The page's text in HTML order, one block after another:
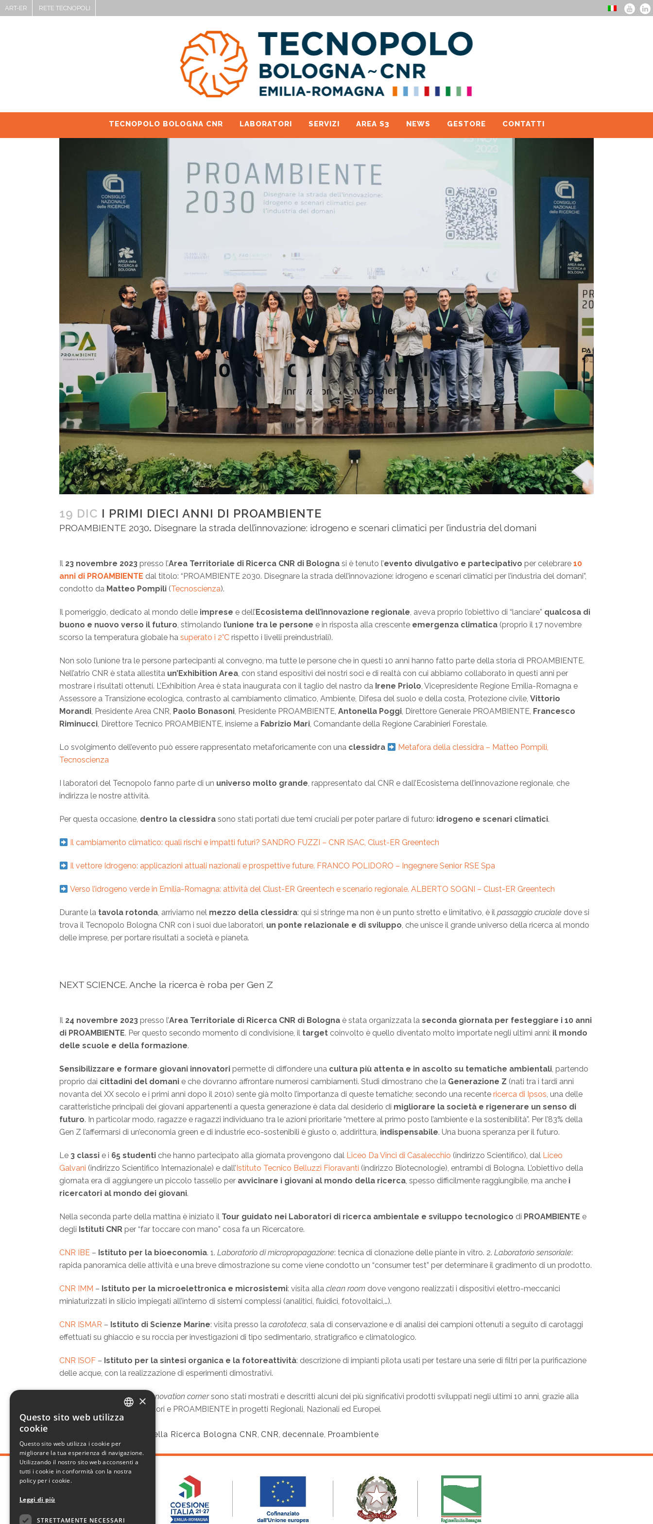
ART-ER RETE TECNOPOLI
TECNOPOLO BOLOGNA CNR LABORATORI SERVIZI AREA S3 NEWS GESTORE CONTATTI
19 DIC I PRIMI DIECI ANNI DI PROAMBIENTE
PROAMBIENTE 2030. Disegnare la strada dell’innovazione: idrogeno e scenari climatici per l’industria del domani
Il 23 novembre 2023 presso l’Area Territoriale di Ricerca CNR di Bologna si è tenuto l’evento divulgativo e partecipativo per celebrare 10
anni di PROAMBIENTE dal titolo: “PROAMBIENTE 2030. Disegnare la strada dell’innovazione: idrogeno e scenari climatici per l’industria del domani”,
condotto da Matteo Pompili (Tecnoscienza).
Il pomeriggio, dedicato al mondo delle imprese e dell’ Ecosistema dell’innovazione regionale, aveva proprio l’obiettivo di “lanciare” qualcosa di
buono e nuovo verso il futuro, stimolando l’unione tra le persone e in risposta alla crescente emergenza climatica (proprio il 17 novembre
scorso la temperatura globale ha superato i 2°C rispetto i livelli preindustriali).
Non solo l’unione tra le persone partecipanti al convegno, ma tutte le persone che in questi 10 anni hanno fatto parte della storia di PROAMBIENTE.
Nell’atrio CNR è stata allestita un’Exhibition Area, con stand espositivi dei nostri soci e di realtà con cui abbiamo collaborato in questi anni per
mostrare i risultati ottenuti. L’Exhibition Area è stata inaugurata con il taglio del nastro da Irene Priolo, Vicepresidente Regione Emilia-Romagna e
Assessore a Transizione ecologica, contrasto al cambiamento climatico, Ambiente, Difesa del suolo e della costa, Protezione civile, Vittorio
Morandi, Presidente Area CNR, Paolo Bonasoni, Presidente PROAMBIENTE, Antonella Poggi, Direttore Generale PROAMBIENTE, Francesco
Riminucci, Direttore Tecnico PROAMBIENTE, insieme a Fabrizio Mari, Comandante della Regione Carabinieri Forestale.
Lo svolgimento dell’evento può essere rappresentato metaforicamente con una clessidra
Metafora della clessidra – Matteo Pompili,
Tecnoscienza
I laboratori del Tecnopolo fanno parte di un universo molto grande, rappresentato dal CNR e dall’Ecosistema dell’innovazione regionale, che
indirizza le nostre attività.
Per questa occasione, dentro la clessidra sono stati portati due temi cruciali per poter parlare di futuro: idrogeno e scenari climatici.
Il cambiamento climatico: quali rischi e impatti futuri? SANDRO FUZZI – CNR ISAC, Clust-ER Greentech
Il vettore Idrogeno: applicazioni attuali nazionali e prospettive future. FRANCO POLIDORO – Ingegnere Senior RSE Spa
Verso l’idrogeno verde in Emilia-Romagna: attività del Clust-ER Greentech e scenario regionale. ALBERTO SOGNI – Clust-ER Greentech
Durante la tavola rotonda, arriviamo nel mezzo della clessidra: qui si stringe ma non è un punto stretto e limitativo, è il passaggio cruciale dove si
trova il Tecnopolo Bologna CNR con i suoi due laboratori, un ponte relazionale e di sviluppo, che unisce il grande universo della ricerca al mondo
delle imprese, per portare risultati a società e pianeta.
NEXT SCIENCE. Anche la ricerca è roba per Gen Z
Il 24 novembre 2023 presso l’Area Territoriale di Ricerca CNR di Bologna è stata organizzata la seconda giornata per festeggiare i 10 anni
di PROAMBIENTE. Per questo secondo momento di condivisione, il target coinvolto è quello diventato molto importate negli ultimi anni: il mondo
delle scuole e della formazione.
Sensibilizzare e formare giovani innovatori permette di diffondere una cultura più attenta e in ascolto su tematiche ambientali, partendo
proprio dai cittadini del domani e che dovranno affrontare numerosi cambiamenti. Studi dimostrano che la Generazione Z (nati tra i tardi anni
novanta del XX secolo e i primi anni dopo il 2010) sente già molto l’importanza di queste tematiche; secondo una recente ricerca di Ipsos, una delle
caratteristiche principali dei giovani appartenenti a questa generazione è data dal desiderio di migliorare la società e rigenerare un senso di
futuro. In particolar modo, ragazze e ragazzi individuano tra le azioni prioritarie “mettere al primo posto l’ambiente e la sostenibilità”. Per l’83% della
Gen Z l’affermarsi di un’economia green e di industrie eco-sostenibili è giusto o, addirittura, indispensabile. Una buona speranza per il futuro.
Le 3 classi e i 65 studenti che hanno partecipato alla giornata provengono dal Liceo Da Vinci di Casalecchio (indirizzo Scientifico), dal Liceo
Galvani (indirizzo Scientifico Internazionale) e dall’ Istituto Tecnico Belluzzi Fioravanti (indirizzo Biotecnologie), entrambi di Bologna. L’obiettivo della
giornata era di aggiungere un piccolo tassello per avvicinare i giovani al mondo della ricerca, spesso difficilmente raggiungibile, ma anche i
ricercatori al mondo dei giovani.
Nella seconda parte della mattina è iniziato il Tour guidato nei Laboratori di ricerca ambientale e sviluppo tecnologico di PROAMBIENTE e
degli Istituti CNR per “far toccare con mano” cosa fa un Ricercatore.
CNR IBE – Istituto per la bioeconomia. 1. Laboratorio di micropropagazione: tecnica di clonazione delle piante in vitro. 2. Laboratorio sensoriale:
rapida panoramica delle attività e una breve dimostrazione su come viene condotto un “consumer test” per determinare il gradimento di un prodotto.
CNR IMM – Istituto per la microelettronica e microsistemi: visita alla clean room dove vengono realizzati i dispositivi elettro-meccanici
miniaturizzati in silicio impiegati all’interno di sistemi complessi (analitici, fluidici, fotovoltaici,…).
CNR ISMAR – Istituto di Scienze Marine: visita presso la carototeca, sala di conservazione e di analisi dei campioni ottenuti a seguito di carotaggi
effettuati su ghiaccio e su roccia per investigazioni di tipo sedimentario, stratigrafico e climatologico.
CNR ISOF – Istituto per la sintesi organica e la fotoreattività: descrizione di impianti pilota usati per testare una serie di filtri per la purificazione
delle acque, con la realizzazione di esperimenti dimostrativi.
: presso l’ Innovation cornersono stati mostrati e descritti alcuni dei più significativi prodotti sviluppati negli ultimi 10 anni, grazie alla
collaborazione tra Ricercatori e PROAMBIENTE in progetti Regionali, Nazionali ed Europei.
Area della Ricerca Bologna CNR, CNR, decennale, Proambiente
×
Questo sito web utilizza
cookie
Questo sito web utilizza i cookie per
migliorare la tua esperienza di navigazione.
Utilizzando il nostro sito web acconsenti a
tutti i cookie in conformità con la nostra
policy per i cookie.
Leggi di più
STRETTAMENTE NECESSARI